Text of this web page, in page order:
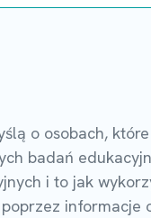
o osobach,
badań
i to jak
informacje